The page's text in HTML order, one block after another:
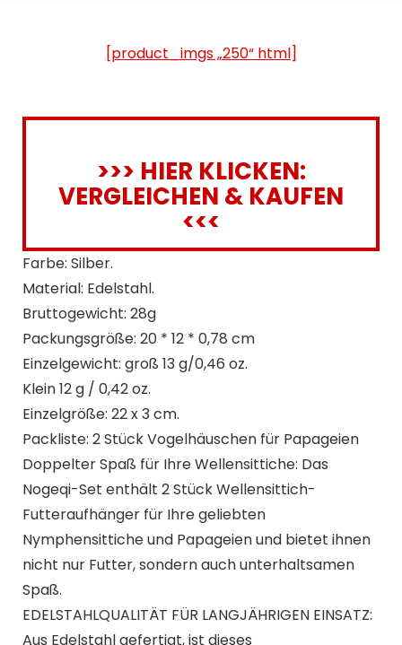
[product_imgs „250“ html]
>>> HIER KLICKEN:
VERGLEICHEN & KAUFEN
<<<
Farbe: Silber.
Material: Edelstahl.
Bruttogewicht: 28g
Packungsgröße: 20 * 12 * 0,78 cm
Einzelgewicht: groß 13 g/0,46 oz.
Klein 12 g / 0,42 oz.
Einzelgröße: 22 x 3 cm.
Packliste: 2 Stück Vogelhäuschen für Papageien
Doppelter Spaß für Ihre Wellensittiche: Das
Nogeqi-Set enthält 2 Stück Wellensittich-
Futteraufhänger für Ihre geliebten
Nymphensittiche und Papageien und bietet ihnen
nicht nur Futter, sondern auch unterhaltsamen
Spaß.
EDELSTAHLQUALITÄT FÜR LANGJÄHRIGEN EINSATZ:
Aus Edelstahl gefertigt, ist dieses